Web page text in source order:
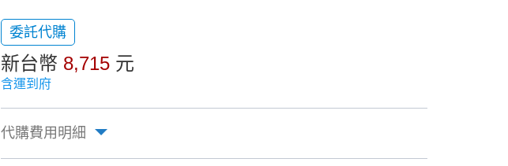
委託代購
新台幣 8,715 元
含運到府
代購費用明細